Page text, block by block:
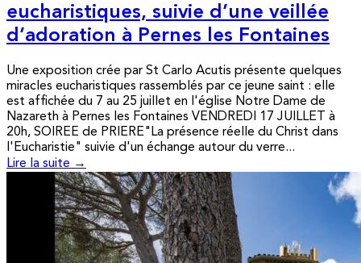
eucharistiques, suivie d’une veillée
d’adoration à Pernes les Fontaines
Une exposition crée par St Carlo Acutis présente quelques
miracles eucharistiques rassemblés par ce jeune saint : elle
est affichée du 7 au 25 juillet en l'église Notre Dame de
Nazareth à Pernes les Fontaines VENDREDI 17 JUILLET à
20h, SOIREE de PRIERE"La présence réelle du Christ dans
l'Eucharistie" suivie d'un échange autour du verre...
Lire la suite →